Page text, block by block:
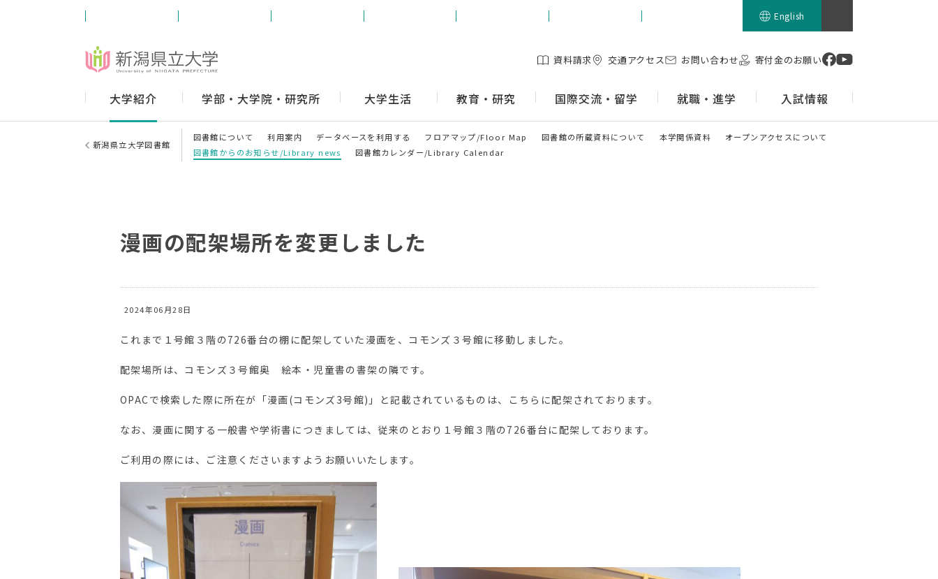
English
資料請求 交通アクセス お問い合わせ 寄付金のお願い
大学紹介 学部・大学院・研究所 大学生活 教育・研究 国際交流・留学 就職・進学 入試情報
新潟県立大学図書館
図書館について 利用案内 データベースを利用する フロアマップ/Floor Map 図書館の所蔵資料について 本学関係資料
オープンアクセスについて
図書館からのお知らせ/Library news
図書館カレンダー/Library Calendar
漫画の配架場所を変更しました
2024年06月28日
これまで１号館３階の726番台の棚に配架していた漫画を、コモンズ３号館に移動しました。
配架場所は、コモンズ３号館奥 絵本・児童書の書架の隣です。
OPACで検索した際に所在が「漫画(コモンズ3号館)」と記載されているものは、こちらに配架されております。
なお、漫画に関する一般書や学術書につきましては、従来のとおり１号館３階の726番台に配架しております。
ご利用の際には、ご注意くださいますようお願いいたします。